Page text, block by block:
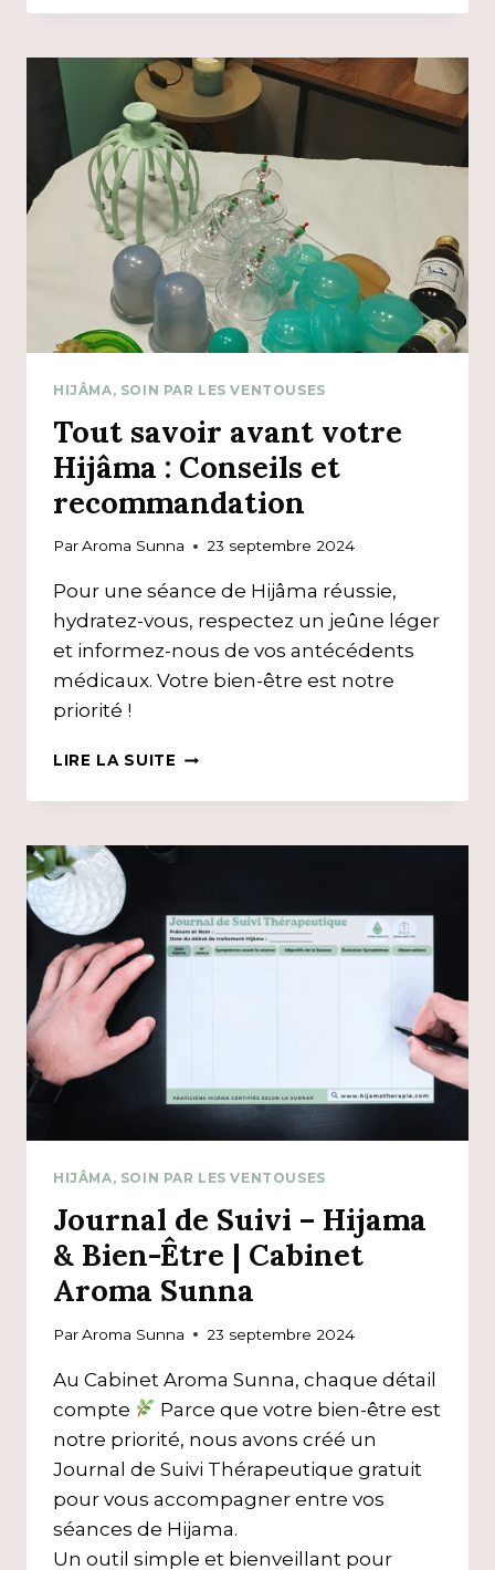
LIÉES
CEUX
TOUCHÉS
UN
MAL
OCCULTE
HIJÂMA, SOIN PAR LES VENTOUSES
Tout savoir avant votre
Hijâma : Conseils et
recommandation
ParAroma Sunna 23 septembre 2024
Pour une séance de Hijâma réussie,
hydratez-vous, respectez un jeûne léger
et informez-nous de vos antécédents
médicaux. Votre bien-être est notre
priorité !
LIRE LA SUITE TOUT
AVANT
HIJÂMA
ET
RECOMMANDATION
HIJÂMA, SOIN PAR LES VENTOUSES
Journal de Suivi – Hijama
& Bien-Être | Cabinet
Aroma Sunna
ParAroma Sunna 23 septembre 2024
Au Cabinet Aroma Sunna, chaque détail
compte
Parce que votre bien-être est
notre priorité, nous avons créé un
Journal de Suivi Thérapeutique gratuit
pour vous accompagner entre vos
séances de Hijama.
Un outil simple et bienveillant pour